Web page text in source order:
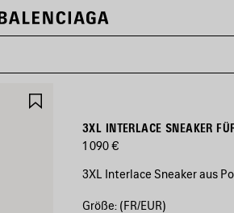
3XL INTERLACE SNEAKER
1 090 €
3XL Interlace Sneaker aus
FARBEN
Größe: (FR/EUR)